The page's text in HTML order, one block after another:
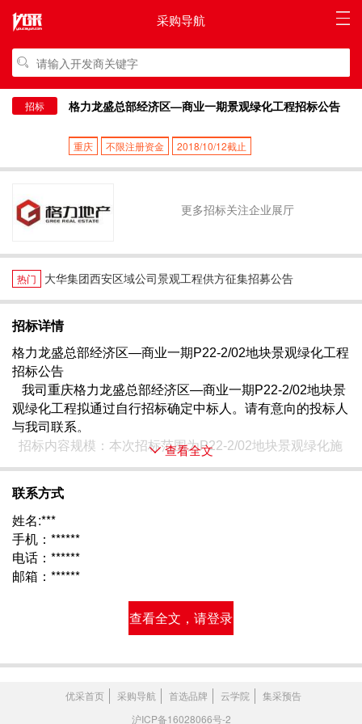
采购导航
招标 格力龙盛总部经济区—商业一期景观绿化工程招标公告
重庆 不限注册资金 2018/10/12截止
更多招标关注企业展厅
热门 大华集团西安区域公司景观工程供方征集招募公告
招标详情
格力龙盛总部经济区—商业一期P22-2/02地块景观绿化工程
招标公告
我司重庆格力龙盛总部经济区—商业一期P22-2/02地块景
观绿化工程拟通过自行招标确定中标人。请有意向的投标人
与我司联系。
招标内容规模：本次招标范围为P22-2/02地块景观绿化施
查看全文
联系方式
姓名:***
手机：******
电话：******
邮箱：******
查看全文，请登录
优采首页 采购导航 首选品牌 云学院
集采预告
沪ICP备16028066号-2